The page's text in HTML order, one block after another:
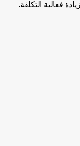
فعالية التكلفة.